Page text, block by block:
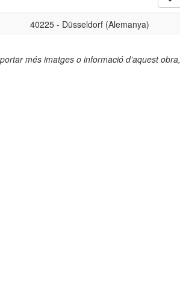
40225 - Düsseldorf (Alemanya)
més imatges o informació d’aquest obra,